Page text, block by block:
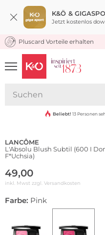
K&Ö &
Jetzt kostenlos
KOSTENLOSER
Pluscard Vorteile erhalten
UNSERE APP
CLICK &
Beliebt! 13 Personen
LANCÔME
L'Absolu Blush Subtil (600 I
F*Uchsia)
49,00
inkl. Mwst zzgl. Versandkosten
Farbe: Pink